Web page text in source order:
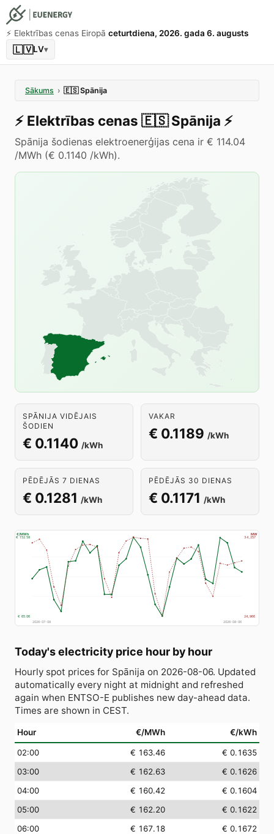
⚡️ Elektrības cenas Eiropā ceturtdiena, 2026. gada 6. augusts
🇱🇻LV▾
Sākums › 🇪🇸 Spānija
⚡️ Elektrības cenas 🇪🇸 Spānija ⚡️
Spānija šodienas elektroenerģijas cena ir € 114.04
/MWh (€ 0.1140 /kWh).
SPĀNIJA VIDĒJAIS
ŠODIEN
€ 0.1140 /kWh
VAKAR
€ 0.1189 /kWh
PĒDĒJĀS 7 DIENAS
€ 0.1281 /kWh
PĒDĒJĀS 30 DIENAS
€ 0.1171 /kWh
€ 152.58
€ 65.06
€/MWh
34,257
24,966
MW
2026-07-08 2026-08-06
Today's electricity price hour by hour
Hourly spot prices for Spānija on 2026-08-06. Updated
automatically every night at midnight and refreshed
again when ENTSO-E publishes new day-ahead data.
Times are shown in CEST.
Hour €/MWh €/kWh
02:00 € 163.46
€ 0.1635
03:00
€ 162.63
€ 0.1626
04:00
€ 160.42
€ 0.1604
05:00
€ 162.20
€ 0.1622
06:00
€ 167.18
€ 0.1672